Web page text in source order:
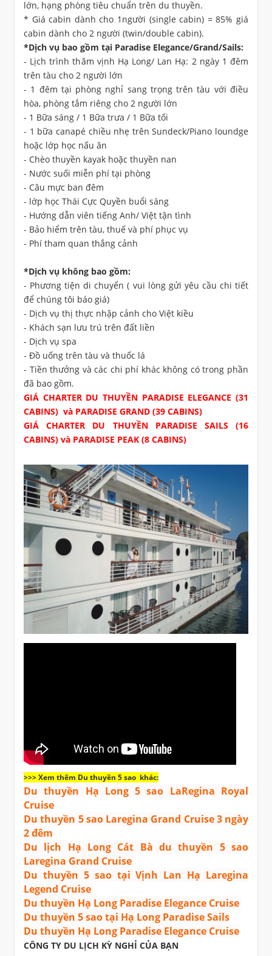
lớn, hạng phòng tiêu chuẩn trên du thuyền.
* Giá cabin dành cho 1người (single cabin) = 85% giá
cabin dành cho 2 người (twin/double cabin).
*Dịch vụ bao gồm tại Paradise Elegance/Grand/Sails:
- Lịch trình thăm vịnh Hạ Long/ Lan Hạ: 2 ngày 1 đêm
trên tàu cho 2 người lớn
- 1 đêm tại phòng nghỉ sang trọng trên tàu với điều
hòa, phòng tắm riêng cho 2 người lớn
- 1 Bữa sáng / 1 Bữa trưa / 1 Bữa tối
- 1 bữa canapé chiều nhẹ trên Sundeck/Piano loundge
hoặc lớp học nấu ăn
- Chèo thuyền kayak hoặc thuyền nan
- Nước suối miễn phí tại phòng
- Câu mực ban đêm
- lớp học Thái Cực Quyền buổi sáng
- Hướng dẫn viên tiếng Anh/ Việt tận tình
- Bảo hiểm trên tàu, thuế và phí phục vụ
- Phí tham quan thắng cảnh
*Dịch vụ không bao gồm:
- Phương tiện di chuyển ( vui lòng gửi yêu cầu chi tiết
để chúng tôi báo giá)
- Dịch vụ thị thực nhập cảnh cho Việt kiều
- Khách sạn lưu trú trên đất liền
- Dịch vụ spa
- Đồ uống trên tàu và thuốc lá
- Tiền thưởng và các chi phí khác không có trong phần
đã bao gồm.
GIÁ CHARTER DU THUYỀN PARADISE ELEGANCE (31
CABINS) và PARADISE GRAND (39 CABINS)
GIÁ CHARTER DU THUYỀN PARADISE SAILS (16
CABINS) và PARADISE PEAK (8 CABINS)
>>> Xem thêm Du thuyền 5 sao khác:
Du thuyền Hạ Long 5 sao LaRegina Royal
Cruise
Du thuyền 5 sao Laregina Grand Cruise 3 ngày
2 đêm
Du lịch Hạ Long Cát Bà du thuyền 5 sao
Laregina Grand Cruise
Du thuyền 5 sao tại Vịnh Lan Hạ Laregina
Legend Cruise
Du thuyền Hạ Long Paradise Elegance Cruise
Du thuyền 5 sao tại Hạ Long Paradise Sails
Du thuyền Hạ Long Paradise Elegance Cruise
CÔNG TY DU LỊCH KỲ NGHỈ CỦA BẠN